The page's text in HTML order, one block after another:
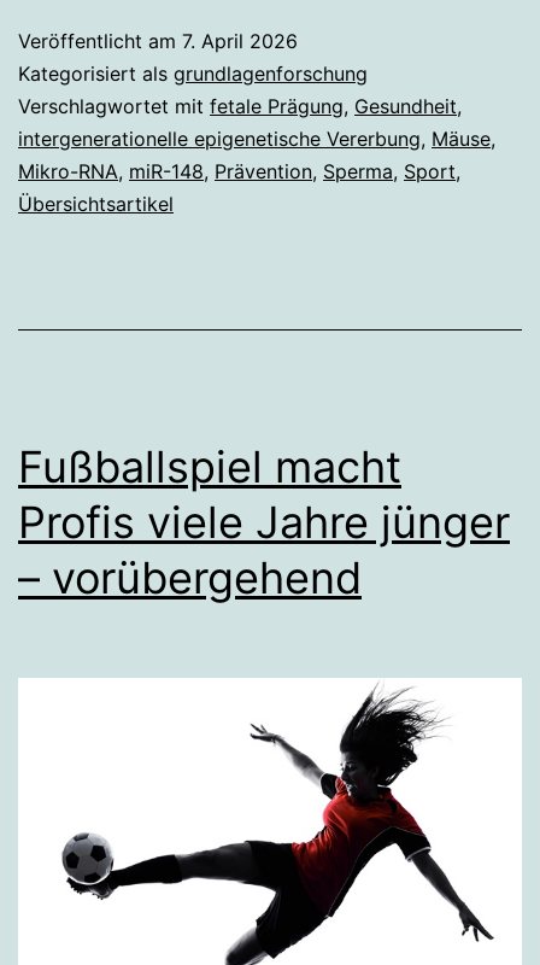
Veröffentlicht am 7. April 2026
Kategorisiert als grundlagenforschung
Verschlagwortet mit fetale Prägung, Gesundheit,
intergenerationelle epigenetische Vererbung, Mäuse,
Mikro-RNA, miR-148, Prävention, Sperma, Sport,
Übersichtsartikel
Fußballspiel macht
Profis viele Jahre jünger
– vorübergehend